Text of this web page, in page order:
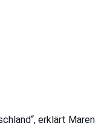
erklärt Maren